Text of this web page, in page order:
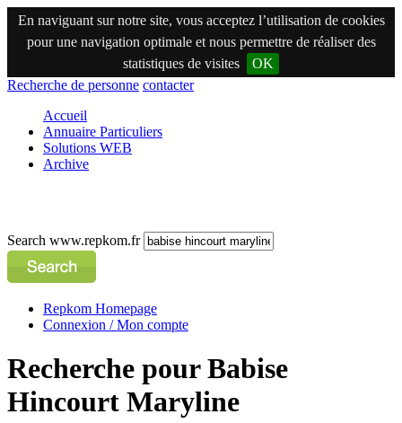
En naviguant sur notre site, vous acceptez l’utilisation de cookies
pour une navigation optimale et nous permettre de réaliser des
statistiques de visites
OK
Recherche de personne contacter
Accueil
Annuaire Particuliers
Solutions WEB
Archive
Search www.repkom.fr
Repkom Homepage
Connexion / Mon compte
Recherche pour Babise
Hincourt Maryline